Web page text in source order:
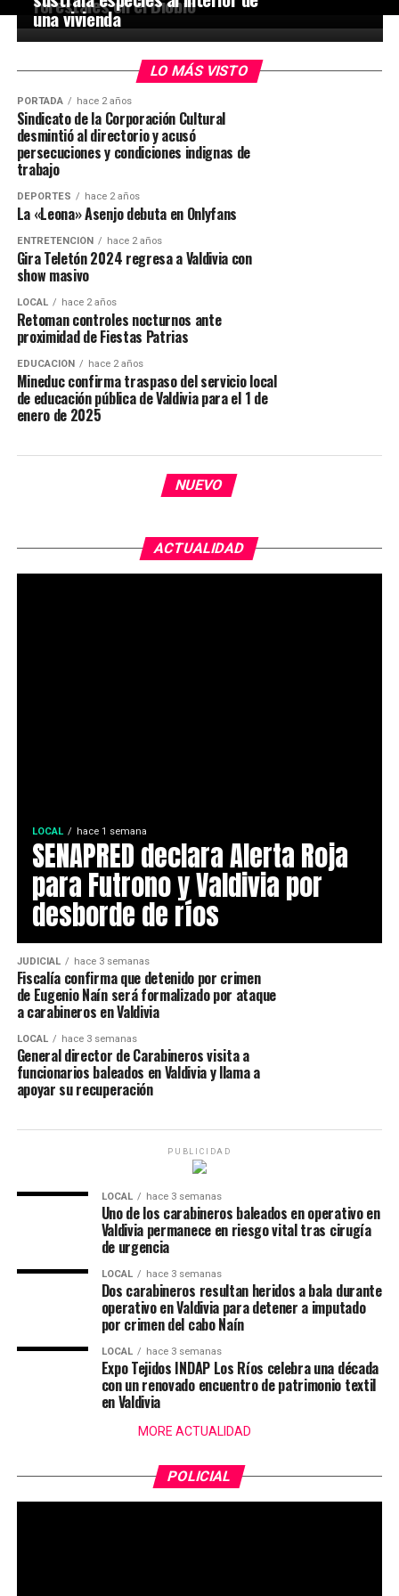
una vivienda
LO MÁS VISTO
PORTADA hace 2 años
Sindicato de la Corporación Cultural
desmintió al directorio y acusó
persecuciones y condiciones indignas de
trabajo
DEPORTES hace 2 años
La «Leona» Asenjo debuta en Onlyfans
ENTRETENCIÓN hace 2 años
Gira Teletón 2024 regresa a Valdivia con
show masivo
LOCAL hace 2 años
Retoman controles nocturnos ante
proximidad de Fiestas Patrias
EDUCACIÓN hace 2 años
Mineduc confirma traspaso del servicio local
de educación pública de Valdivia para el 1 de
enero de 2025
NUEVO
ACTUALIDAD
LOCAL hace 1 semana
SENAPRED declara Alerta Roja
para Futrono y Valdivia por
desborde de ríos
JUDICIAL hace 3 semanas
Fiscalía confirma que detenido por crimen
de Eugenio Naín será formalizado por ataque
a carabineros en Valdivia
LOCAL hace 3 semanas
General director de Carabineros visita a
funcionarios baleados en Valdivia y llama a
apoyar su recuperación
PUBLICIDAD
LOCAL hace 3 semanas
Uno de los carabineros baleados en operativo en
Valdivia permanece en riesgo vital tras cirugía
de urgencia
LOCAL hace 3 semanas
Dos carabineros resultan heridos a bala durante
operativo en Valdivia para detener a imputado
por crimen del cabo Naín
LOCAL hace 3 semanas
Expo Tejidos INDAP Los Ríos celebra una década
con un renovado encuentro de patrimonio textil
en Valdivia
MORE ACTUALIDAD
POLICIAL